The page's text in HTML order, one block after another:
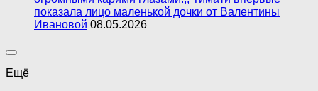
показала лицо маленькой дочки от Валентины
Ивановой 08.05.2026
Ещё